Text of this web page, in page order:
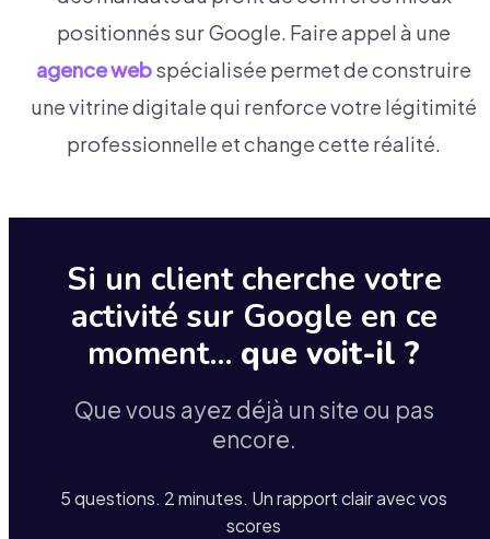
positionnés sur Google. Faire appel à une
agence webspécialisée permet de construire
une vitrine digitale qui renforce votre légitimité
professionnelle et change cette réalité.
Si un client cherche votre
activité sur Google en ce
moment… que voit-il ?
Que vous ayez déjà un site ou pas
encore.
5 questions. 2 minutes. Un rapport clair avec vos
scores